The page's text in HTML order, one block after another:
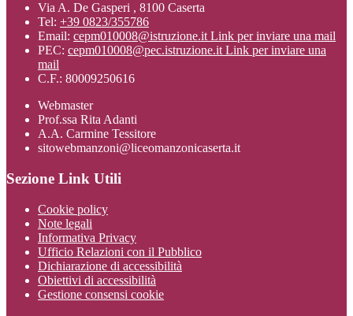
Via A. De Gasperi , 8100 Caserta
Tel: +39 0823/355786
Email: cepm010008@istruzione.itLink per inviare una mail
PEC: cepm010008@pec.istruzione.itLink per inviare una
mail
C.F.: 80009250616
Webmaster
Prof.ssa Rita Adanti
A.A. Carmine Tessitore
sitowebmanzoni@liceomanzonicaserta.it
Sezione Link Utili
Cookie policy
Note legali
Informativa Privacy
Ufficio Relazioni con il Pubblico
Dichiarazione di accessibilità
Obiettivi di accessibilità
Gestione consensi cookie